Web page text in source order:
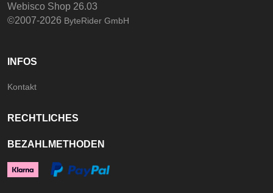
Webisco Shop 26.03
©2007-2026 ByteRider GmbH
INFOS
Kontakt
RECHTLICHES
BEZAHLMETHODEN